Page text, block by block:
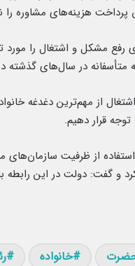
هزینه‌های مشاوره را
مشکل و اشتغال را مورد
در سال‌های گذشته
قرار دهیم.
از ظرفیت
و گفت: دولت در این
خانواده